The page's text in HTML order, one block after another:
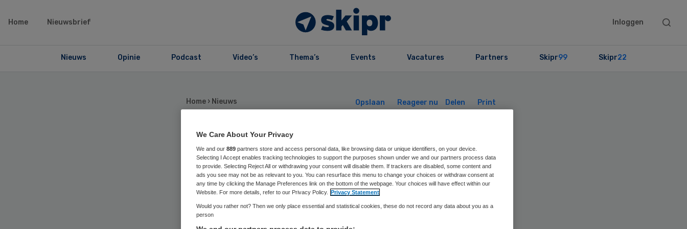
Home Nieuwsbrief Inloggen
Search
Nieuws Opinie Podcast Video’s Thema’s Events Vacatures Partners Skipr99 Skipr22
Home › Nieuws Opslaan Reageer nu Delen Print
Overname zorgvilla
door Martha Flora
definitief
We Care About Your Privacy
We and our 889 partners store and access personal data, like browsing data or unique identifiers, on your device.
Selecting I Accept enables tracking technologies to support the purposes shown under we and our partners process data
to provide. Selecting Reject All or withdrawing your consent will disable them. If trackers are disabled, some content and
ads you see may not be as relevant to you. You can resurface this menu to change your choices or withdraw consent at
any time by clicking the Manage Preferences link on the bottom of the webpage. Your choices will have effect within our
Website. For more details, refer to our Privacy Policy. Privacy Statement
Would you rather not? Then we only place essential and statistical cookies, these do not record any data about you as a
person